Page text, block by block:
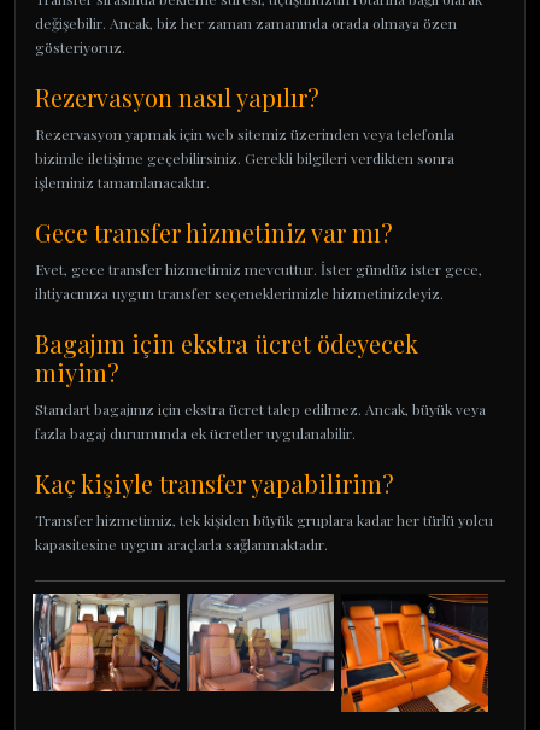
değişebilir. Ancak, biz her zaman zamanında orada olmaya özen
gösteriyoruz.
Rezervasyon nasıl yapılır?
Rezervasyon yapmak için web sitemiz üzerinden veya telefonla
bizimle iletişime geçebilirsiniz. Gerekli bilgileri verdikten sonra
işleminiz tamamlanacaktır.
Gece transfer hizmetiniz var mı?
Evet, gece transfer hizmetimiz mevcuttur. İster gündüz ister gece,
ihtiyacınıza uygun transfer seçeneklerimizle hizmetinizdeyiz.
Bagajım için ekstra ücret ödeyecek
miyim?
Standart bagajınız için ekstra ücret talep edilmez. Ancak, büyük veya
fazla bagaj durumunda ek ücretler uygulanabilir.
Kaç kişiyle transfer yapabilirim?
Transfer hizmetimiz, tek kişiden büyük gruplara kadar her türlü yolcu
kapasitesine uygun araçlarla sağlanmaktadır.